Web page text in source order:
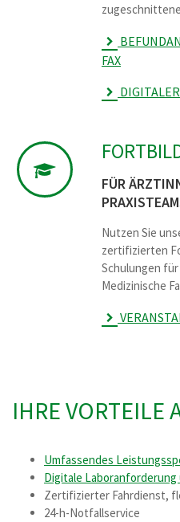
FAX
FÜR
Nutzen Sie
zertifizierten
Schulungen
Medizinische
IHRE VORTEILE
Umfassendes
Digitale
Zertifizierter Fahrdienst,
24-h-Notfallservice